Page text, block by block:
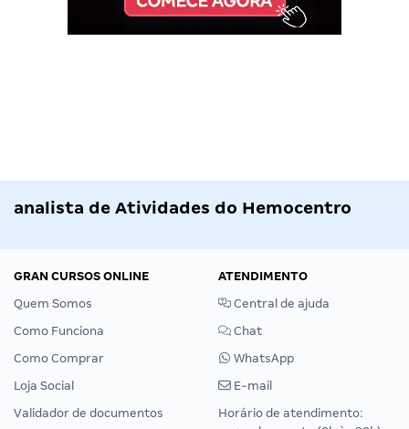
analista de Atividades do Hemocentro
GRAN CURSOS ONLINE
Quem Somos
Como Funciona
Como Comprar
Loja Social
Validador de documentos
ATENDIMENTO
Central de ajuda
Chat
WhatsApp
E-mail
Horário de atendimento: